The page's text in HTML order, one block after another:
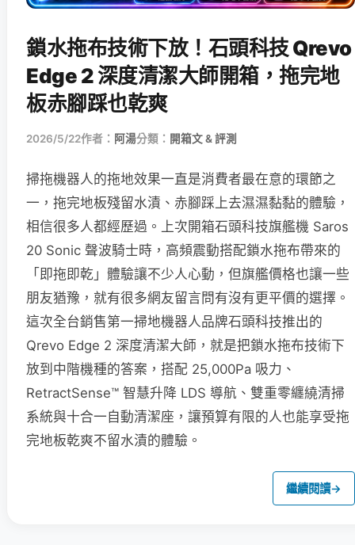
鎖水拖布技術下放！石頭科技 Qrevo
Edge 2 深度清潔大師開箱，拖完地
板赤腳踩也乾爽
2026/5/22作者： 阿湯分類： 開箱文 & 評測
掃拖機器人的拖地效果一直是消費者最在意的環節之
一，拖完地板殘留水漬、赤腳踩上去濕濕黏黏的體驗，
相信很多人都經歷過。上次開箱石頭科技旗艦機 Saros
20 Sonic 聲波騎士時，高頻震動搭配鎖水拖布帶來的
「即拖即乾」體驗讓不少人心動，但旗艦價格也讓一些
朋友猶豫，就有很多網友留言問有沒有更平價的選擇。
這次全台銷售第一掃地機器人品牌石頭科技推出的
Qrevo Edge 2 深度清潔大師，就是把鎖水拖布技術下
放到中階機種的答案，搭配 25,000Pa 吸力、
RetractSense™ 智慧升降 LDS 導航、雙重零纏繞清掃
系統與十合一自動清潔座，讓預算有限的人也能享受拖
完地板乾爽不留水漬的體驗。
繼續閱讀→